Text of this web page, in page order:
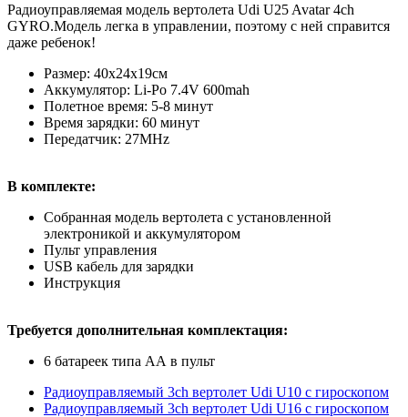
Радиоуправляемая модель вертолета Udi U25 Avatar 4ch
GYRO.Модель легка в управлении, поэтому с ней справится
даже ребенок!
Размер: 40x24x19см
Аккумулятор: Li-Po 7.4V 600mah
Полетное время: 5-8 минут
Время зарядки: 60 минут
Передатчик: 27MHz
В комплекте:
Собранная модель вертолета с установленной
электроникой и аккумулятором
Пульт управления
USB кабель для зарядки
Инструкция
Требуется дополнительная комплектация:
6 батареек типа АА в пульт
Радиоуправляемый 3ch вертолет Udi U10 с гироскопом
Радиоуправляемый 3ch вертолет Udi U16 с гироскопом